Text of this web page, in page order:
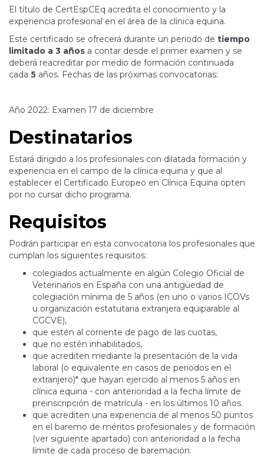
El título de CertEspCEq acredita el conocimiento y la
experiencia profesional en el área de la clínica equina.
Este certificado se ofrecerá durante un periodo de tiempo
limitado a 3 años a contar desde el primer examen y se
deberá reacreditar por medio de formación continuada
cada 5 años. Fechas de las próximas convocatorias:
Año 2022: Examen 17 de diciembre
Destinatarios
Estará dirigido a los profesionales con dilatada formación y
experiencia en el campo de la clínica equina y que al
establecer el Certificado Europeo en Clínica Equina opten
por no cursar dicho programa.
Requisitos
Podrán participar en esta convocatoria los profesionales que
cumplan los siguientes requisitos:
colegiados actualmente en algún Colegio Oficial de
Veterinarios en España con una antigüedad de
colegiación mínima de 5 años (en uno o varios ICOVs
u organización estatutaria extranjera equiparable al
CGCVE),
que estén al corriente de pago de las cuotas,
que no estén inhabilitados,
que acrediten mediante la presentación de la vida
laboral (o equivalente en casos de periodos en el
extranjero)* que hayan ejercido al menos 5 años en
clínica equina - con anterioridad a la fecha límite de
preinscripción de matrícula - en los últimos 10 años.
que acrediten una experiencia de al menos 50 puntos
en el baremo de méritos profesionales y de formación
(ver siguiente apartado) con anterioridad a la fecha
límite de cada proceso de baremación.